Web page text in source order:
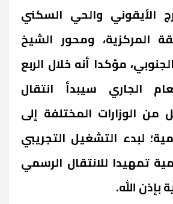
الأيقوني والحي السكني
المركزية، ومحور الشيخ
مؤكدا أنه خلال الربع
الجاري سيبدأ انتقال
الوزارات المختلفة إلى
لبدء التشغيل التجريبي
تمهيدا للانتقال الرسمي
بإذن الله.